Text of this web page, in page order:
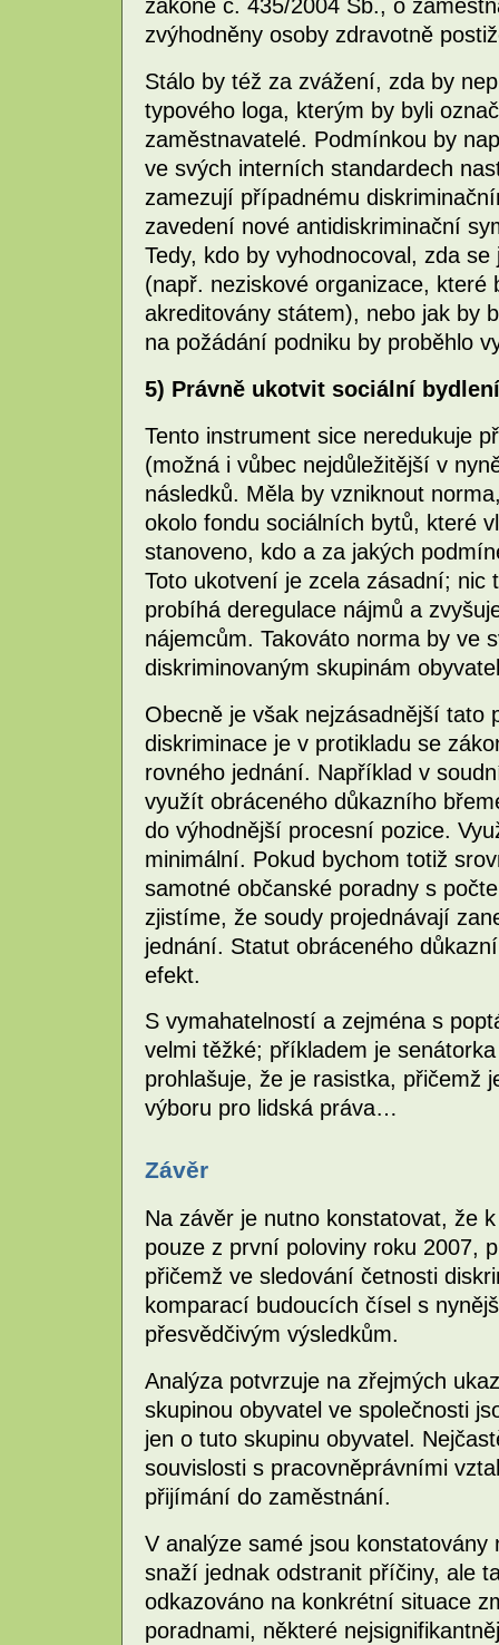
zákoně č. 435/2004 Sb., o
zvýhodněny osoby zdravotně
Stálo by též za zvážení, zda by
typového loga, kterým by byli
zaměstnavatelé. Podmínkou by
ve svých interních standardech
zamezují případnému
zavedení nové antidiskriminační
Tedy, kdo by vyhodnocoval, zda
(např. neziskové organizace, které
akreditovány státem), nebo jak by
na požádání podniku by proběhlo
5) Právně ukotvit sociální bydlení
Tento instrument sice neredukuje
(možná i vůbec nejdůležitější v
následků. Měla by vzniknout
okolo fondu sociálních bytů, které
stanoveno, kdo a za jakých
Toto ukotvení je zcela zásadní; nic
probíhá deregulace nájmů a
nájemcům. Takováto norma by ve
diskriminovaným skupinám
Obecně je však nejzásadnější tato
diskriminace je v protikladu se
rovného jednání. Například v
využít obráceného důkazního
do výhodnější procesní pozice.
minimální. Pokud bychom totiž
samotné občanské poradny s
zjistíme, že soudy projednávají
jednání. Statut obráceného
efekt.
S vymahatelností a zejména s
velmi těžké; příkladem je
prohlašuje, že je rasistka, přičemž
výboru pro lidská práva…
Závěr
Na závěr je nutno konstatovat, že
pouze z první poloviny roku 2007,
přičemž ve sledování četnosti
komparací budoucích čísel s
přesvědčivým výsledkům.
Analýza potvrzuje na zřejmých
skupinou obyvatel ve společnosti
jen o tuto skupinu obyvatel.
souvislosti s pracovněprávními
přijímání do zaměstnání.
V analýze samé jsou
snaží jednak odstranit příčiny, ale
odkazováno na konkrétní situace
poradnami, některé